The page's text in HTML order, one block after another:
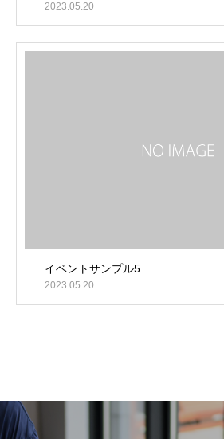
2023.05.20
イベントサンプル5
2023.05.20